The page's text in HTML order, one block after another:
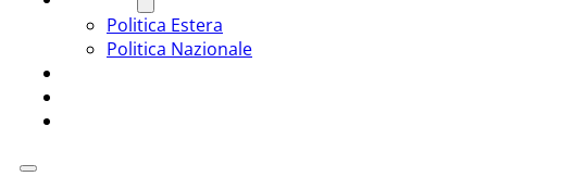
Politica Estera
Politica Nazionale